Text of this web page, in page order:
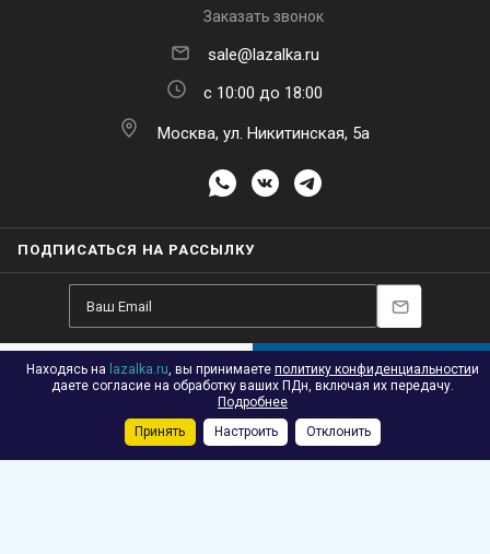
В КОРЗИНУ
Заказать звонок
sale@lazalka.ru
с 10:00 до 18:00
Москва, ул. Никитинская, 5а
ПОДПИСАТЬСЯ НА РАССЫЛКУ
2026 © Лазалка - интернет-магазин детских спортивных товаров в
Москве
Находясь на lazalka.ru, вы принимаете политику конфиденциальностии
даете согласие на обработку ваших ПДн, включая их передачу.
Подробнее
Принять
Настроить Отклонить
Акции Корзина Контакты Сравнение